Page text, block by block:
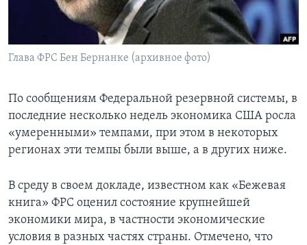
Learning English
СОЦИАЛЬНЫЕ СЕТИ
Языки
Глава ФРС Бен Бернанке (архивное фото)
По сообщениям Федеральной резервной системы, в
последние несколько недель экономика США росла
«умеренными» темпами, при этом в некоторых
регионах эти темпы были выше, а в других ниже.
В среду в своем докладе, известном как «Бежевая
книга» ФРС оценил состояние крупнейшей
экономики мира, в частности экономические
условия в разных частях страны. Отмечено, что